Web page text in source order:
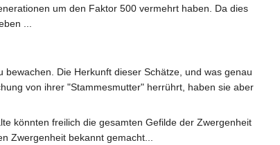
um den Faktor 500 vermehrt haben. Da dies
...
Die Herkunft dieser Schätze, und was genau
von ihrer "Stammesmutter" herrührt, haben sie aber
könnten freilich die gesamten Gefilde der Zwergenheit
Zwergenheit bekannt gemacht...